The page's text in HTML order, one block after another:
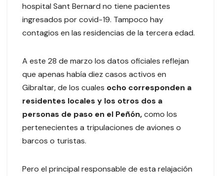
hospital Sant Bernard no tiene pacientes
ingresados por covid-19. Tampoco hay
contagios en las residencias de la tercera edad.
A este 28 de marzo los datos oficiales reflejan
que apenas había diez casos activos en
Gibraltar, de los cuales ocho corresponden a
residentes locales y los otros dos a
personas de paso en el Peñón,como los
pertenecientes a tripulaciones de aviones o
barcos o turistas.
Pero el principal responsable de esta relajación